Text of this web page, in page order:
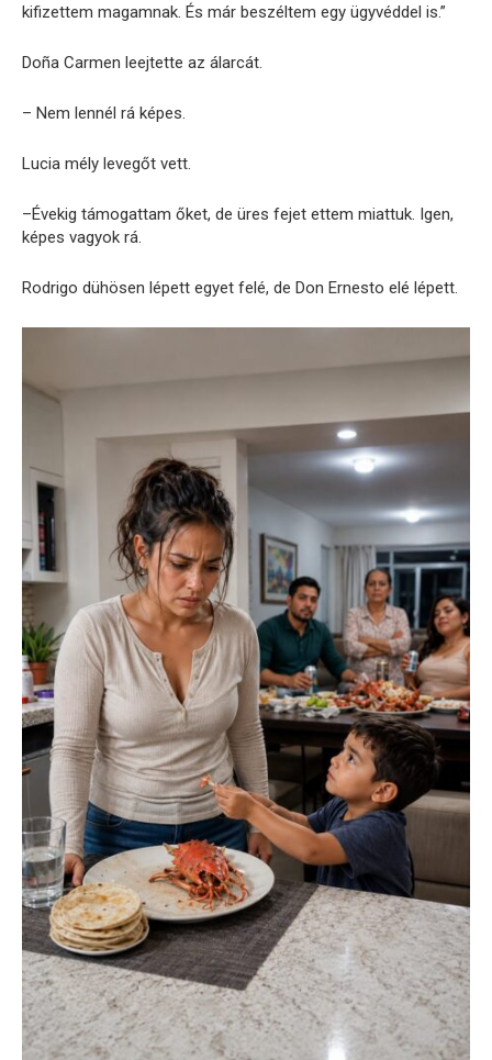
kifizettem magamnak. És már beszéltem egy ügyvéddel is.”
Doña Carmen leejtette az álarcát.
– Nem lennél rá képes.
Lucia mély levegőt vett.
–Évekig támogattam őket, de üres fejet ettem miattuk. Igen,
képes vagyok rá.
Rodrigo dühösen lépett egyet felé, de Don Ernesto elé lépett.